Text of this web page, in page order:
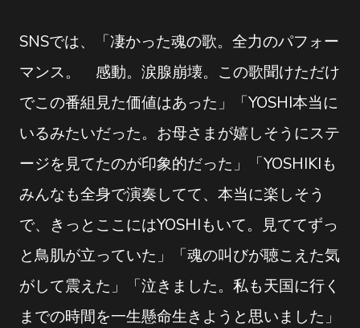
SNSでは、「凄かった魂の歌。全力のパフォー
マンス。 感動。涙腺崩壊。この歌聞けただけ
でこの番組見た価値はあった」「YOSHI本当に
いるみたいだった。お母さまが嬉しそうにステ
ージを見てたのが印象的だった」「YOSHIKIも
みんなも全身で演奏してて、本当に楽しそう
で、きっとここにはYOSHIもいて。見ててずっ
と鳥肌が立っていた」「魂の叫びが聴こえた気
がして震えた」「泣きました。私も天国に行く
までの時間を一生懸命生きようと思いました」